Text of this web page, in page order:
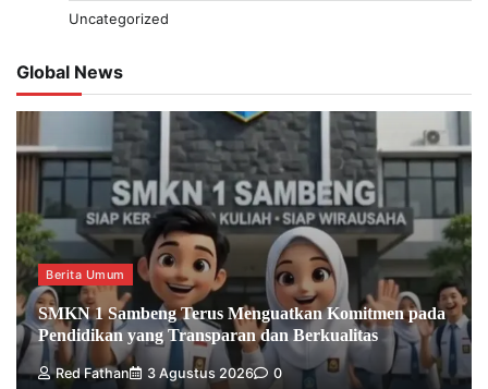
Uncategorized
Global News
Berita Umum
SMKN 1 Sambeng Terus Menguatkan Komitmen pada
Pendidikan yang Transparan dan Berkualitas
Red Fathan 3 Agustus 2026 0